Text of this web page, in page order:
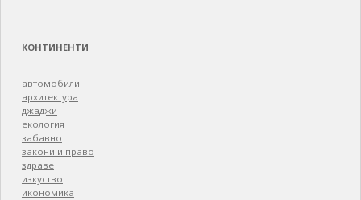
КОНТИНЕНТИ
автомобили
архитектура
джаджи
екология
забавно
закони и право
здраве
изкуство
икономика